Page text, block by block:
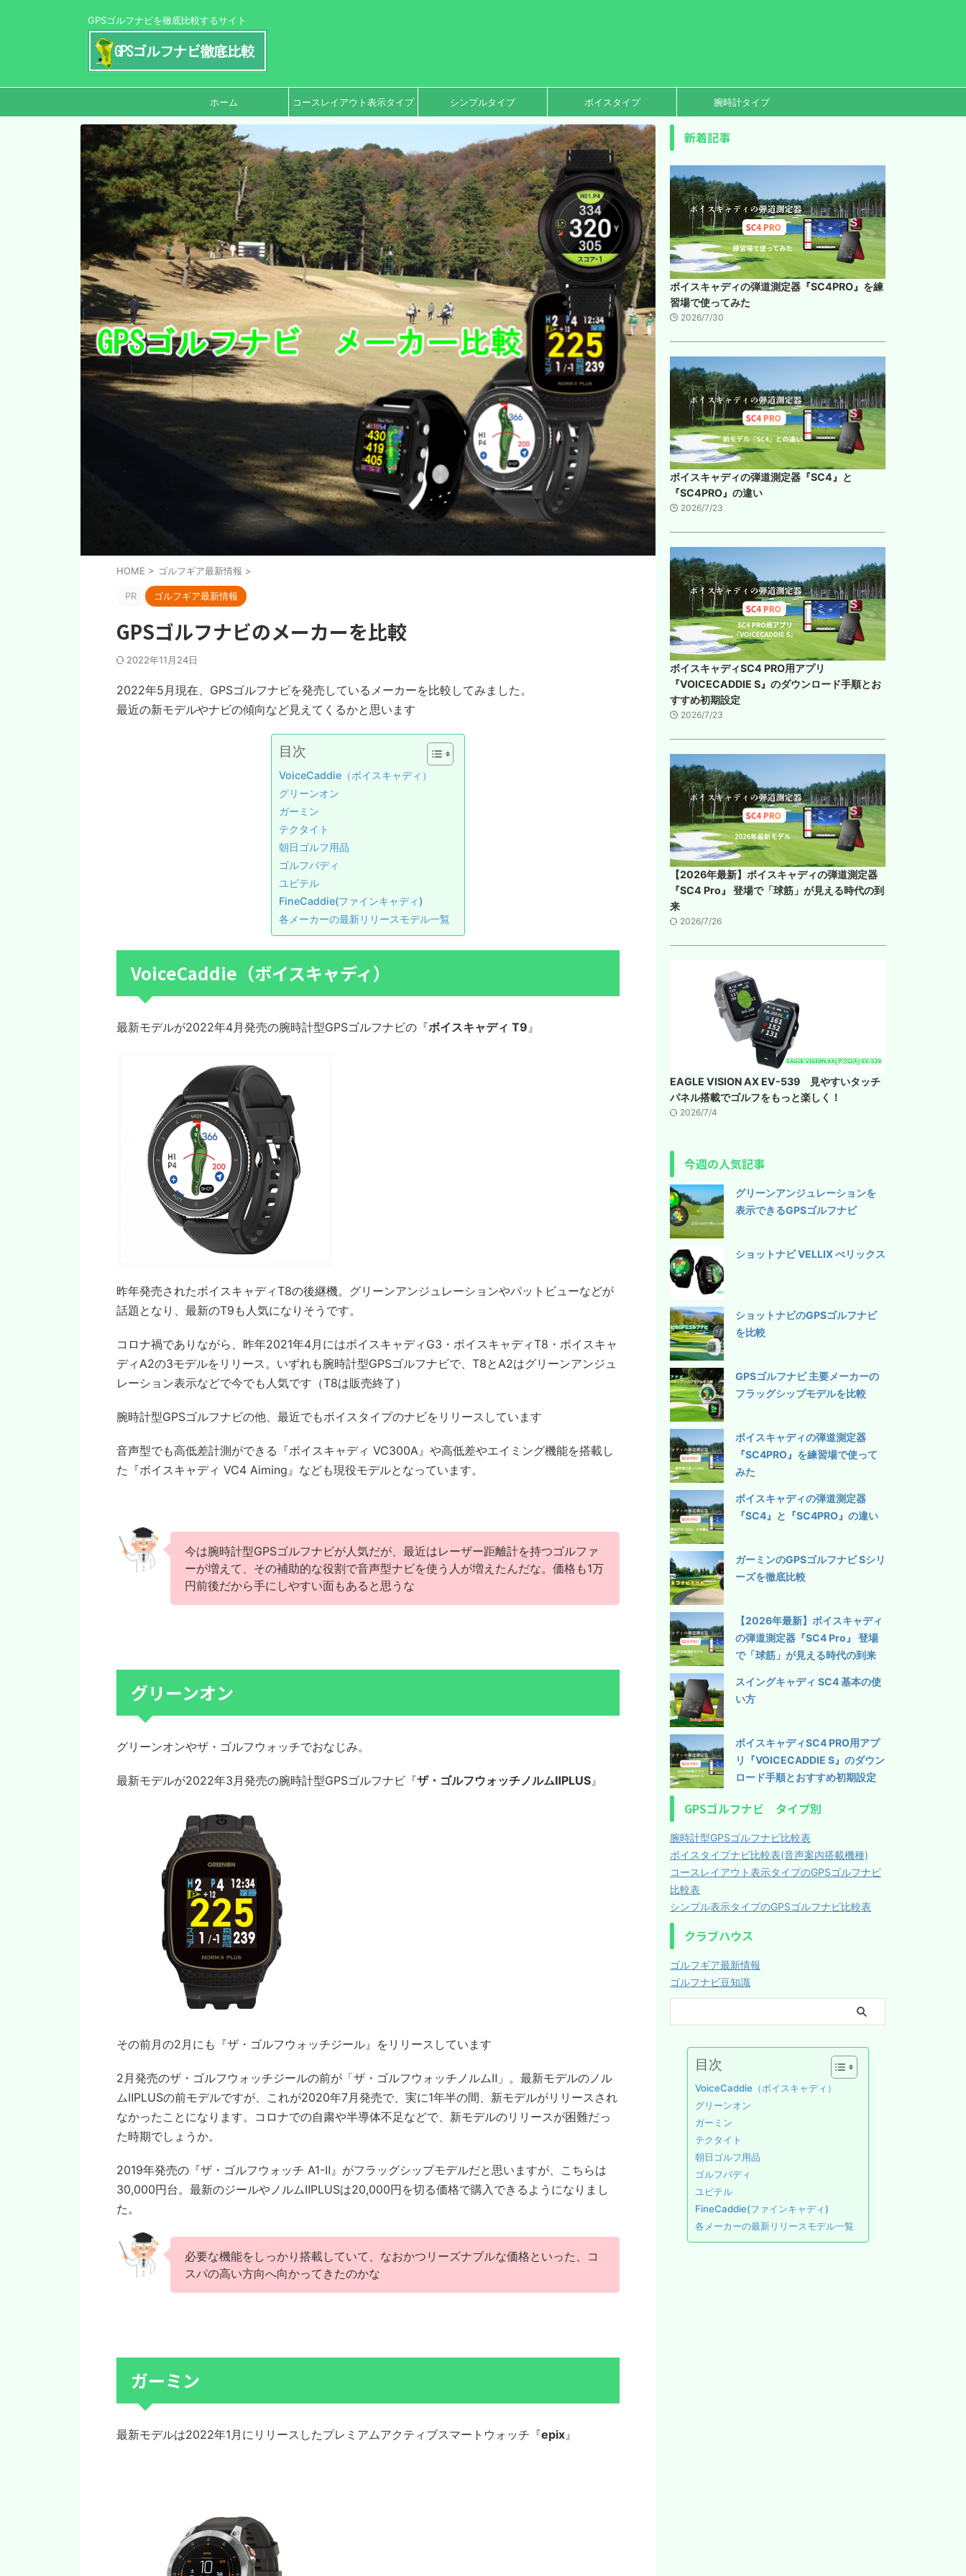
GPSゴルフナビを徹底比較するサイト
ホーム コースレイアウト表示タイプ シンプルタイプ ボイスタイプ 腕時計タイプ
HOME > ゴルフギア最新情報 >
PR ゴルフギア最新情報
GPSゴルフナビのメーカーを比較
2022年11月24日
2022年5月現在、GPSゴルフナビを発売しているメーカーを比較してみました。
最近の新モデルやナビの傾向など見えてくるかと思います
目次
VoiceCaddie（ボイスキャディ）
グリーンオン
ガーミン
テクタイト
朝日ゴルフ用品
ゴルフバディ
ユピテル
FineCaddie(ファインキャディ)
各メーカーの最新リリースモデル一覧
VoiceCaddie（ボイスキャディ）
最新モデルが2022年4月発売の腕時計型GPSゴルフナビの『ボイスキャディ T9』
昨年発売されたボイスキャディT8の後継機。グリーンアンジュレーションやパットビューなどが
話題となり、最新のT9も人気になりそうです。
コロナ禍でありながら、昨年2021年4月にはボイスキャディG3・ボイスキャディT8・ボイスキャ
ディA2の3モデルをリリース。いずれも腕時計型GPSゴルフナビで、T8とA2はグリーンアンジュ
レーション表示などで今でも人気です（T8は販売終了）
腕時計型GPSゴルフナビの他、最近でもボイスタイプのナビをリリースしています
音声型でも高低差計測ができる『ボイスキャディ VC300A』や高低差やエイミング機能を搭載し
た『ボイスキャディ VC4 Aiming』なども現役モデルとなっています。
今は腕時計型GPSゴルフナビが人気だが、最近はレーザー距離計を持つゴルファ
ーが増えて、その補助的な役割で音声型ナビを使う人が増えたんだな。価格も1万
円前後だから手にしやすい面もあると思うな
グリーンオン
グリーンオンやザ・ゴルフウォッチでおなじみ。
最新モデルが2022年3月発売の腕時計型GPSゴルフナビ『ザ・ゴルフウォッチノルムⅡPLUS』
その前月の2月にも『ザ・ゴルフウォッチジール』をリリースしています
2月発売のザ・ゴルフウォッチジールの前が「ザ・ゴルフウォッチノルムⅡ」。最新モデルのノル
ムⅡPLUSの前モデルですが、これが2020年7月発売で、実に1年半の間、新モデルがリリースされ
なかったことになります。コロナでの自粛や半導体不足などで、新モデルのリリースが困難だっ
た時期でしょうか。
2019年発売の『ザ・ゴルフウォッチ A1-Ⅱ』がフラッグシップモデルだと思いますが、こちらは
30,000円台。最新のジールやノルムⅡPLUSは20,000円を切る価格で購入できるようになりまし
た。
必要な機能をしっかり搭載していて、なおかつリーズナブルな価格といった、コ
スパの高い方向へ向かってきたのかな
ガーミン
最新モデルは2022年1月にリリースしたプレミアムアクティブスマートウォッチ『epix』
新着記事
ボイスキャディの弾道測定器『SC4PRO』を練
習場で使ってみた
2026/7/30
ボイスキャディの弾道測定器『SC4』と
『SC4PRO』の違い
2026/7/23
ボイスキャディSC4 PRO用アプリ
『VOICECADDIE S』のダウンロード手順とお
すすめ初期設定
2026/7/23
【2026年最新】ボイスキャディの弾道測定器
『SC4 Pro』 登場で「球筋」が見える時代の到
来
2026/7/26
EAGLE VISION AX EV-539 見やすいタッチ
パネル搭載でゴルフをもっと楽しく！
2026/7/4
今週の人気記事
グリーンアンジュレーションを
表示できるGPSゴルフナビ
ショットナビ VELLIX べリックス
ショットナビのGPSゴルフナビ
を比較
GPSゴルフナビ 主要メーカーの
フラッグシップモデルを比較
ボイスキャディの弾道測定器
『SC4PRO』を練習場で使って
みた
ボイスキャディの弾道測定器
『SC4』と『SC4PRO』の違い
ガーミンのGPSゴルフナビ Sシリ
ーズを徹底比較
【2026年最新】ボイスキャディ
の弾道測定器『SC4 Pro』 登場
で「球筋」が見える時代の到来
スイングキャディ SC4 基本の使
い方
ボイスキャディSC4 PRO用アプ
リ『VOICECADDIE S』のダウン
ロード手順とおすすめ初期設定
GPSゴルフナビ タイプ別
腕時計型GPSゴルフナビ比較表
ボイスタイプナビ比較表(音声案内搭載機種)
コースレイアウト表示タイプのGPSゴルフナビ
比較表
シンプル表示タイプのGPSゴルフナビ比較表
クラブハウス
ゴルフギア最新情報
ゴルフナビ豆知識
目次
VoiceCaddie（ボイスキャディ）
グリーンオン
ガーミン
テクタイト
朝日ゴルフ用品
ゴルフバディ
ユピテル
FineCaddie(ファインキャディ)
各メーカーの最新リリースモデル一覧